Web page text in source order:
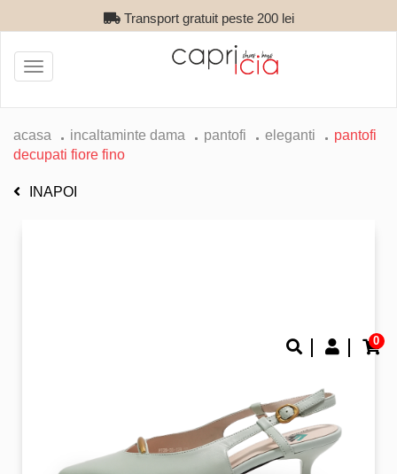
Transport gratuit peste 200 lei
0
Toggle
navigation
acasa incaltaminte dama pantofi eleganti
pantofi
decupati fiore fino
INAPOI